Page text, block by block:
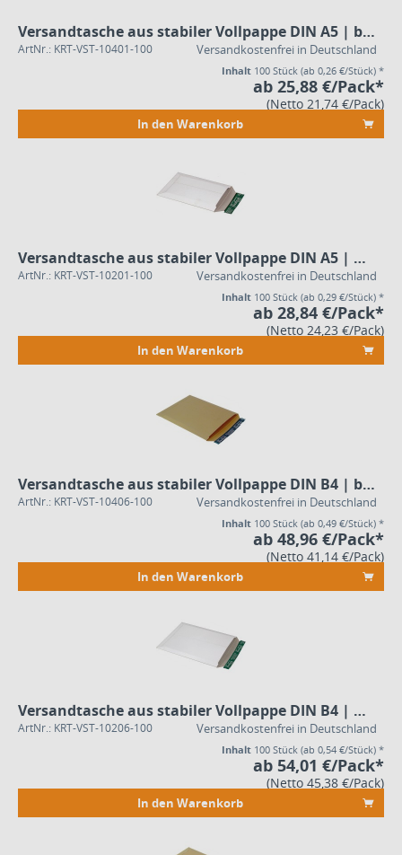
Versandtasche aus stabiler Vollpappe DIN A5 | braun
ArtNr.: KRT-VST-10401-100 Versandkostenfrei in Deutschland
Inhalt 100 Stück (ab 0,26 €/Stück) *
ab 25,88 €/Pack*
(Netto 21,74 €/Pack)
In den Warenkorb
Versandtasche aus stabiler Vollpappe DIN A5 | weiß
ArtNr.: KRT-VST-10201-100 Versandkostenfrei in Deutschland
Inhalt 100 Stück (ab 0,29 €/Stück) *
ab 28,84 €/Pack*
(Netto 24,23 €/Pack)
In den Warenkorb
Versandtasche aus stabiler Vollpappe DIN B4 | braun
ArtNr.: KRT-VST-10406-100 Versandkostenfrei in Deutschland
Inhalt 100 Stück (ab 0,49 €/Stück) *
ab 48,96 €/Pack*
(Netto 41,14 €/Pack)
In den Warenkorb
Versandtasche aus stabiler Vollpappe DIN B4 | weiß
ArtNr.: KRT-VST-10206-100 Versandkostenfrei in Deutschland
Inhalt 100 Stück (ab 0,54 €/Stück) *
ab 54,01 €/Pack*
(Netto 45,38 €/Pack)
In den Warenkorb